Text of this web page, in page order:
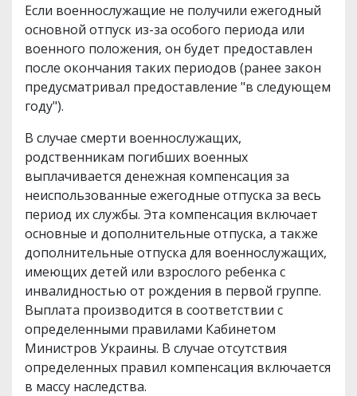
Если военнослужащие не получили ежегодный
основной отпуск из-за особого периода или
военного положения, он будет предоставлен
после окончания таких периодов (ранее закон
предусматривал предоставление "в следующем
году").
В случае смерти военнослужащих,
родственникам погибших военных
выплачивается денежная компенсация за
неиспользованные ежегодные отпуска за весь
период их службы. Эта компенсация включает
основные и дополнительные отпуска, а также
дополнительные отпуска для военнослужащих,
имеющих детей или взрослого ребенка с
инвалидностью от рождения в первой группе.
Выплата производится в соответствии с
определенными правилами Кабинетом
Министров Украины. В случае отсутствия
определенных правил компенсация включается
в массу наследства.